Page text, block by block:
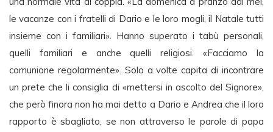
le vacanze con i fratelli di Dario e le loro mogli, il Natale tutti
insieme con i familiari». Hanno superato i tabù personali,
quelli familiari e anche quelli religiosi. «Facciamo la
comunione regolarmente». Solo a volte capita di incontrare
un prete che li consiglia di «mettersi in ascolto del Signore»,
che però finora non ha mai detto a Dario e Andrea che il loro
rapporto è sbagliato, se non attraverso le parole di papa